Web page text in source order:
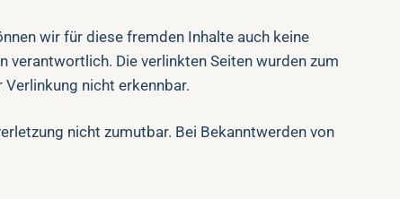
wir für diese fremden Inhalte auch keine
verantwortlich. Die verlinkten Seiten wurden zum
nicht erkennbar.
nicht zumutbar. Bei Bekanntwerden von